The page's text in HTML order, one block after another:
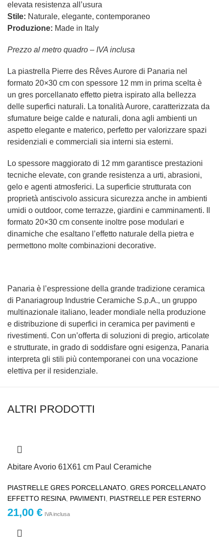
elevata resistenza all’usura
Stile: Naturale, elegante, contemporaneo
Produzione: Made in Italy
Prezzo al metro quadro – IVA inclusa
La piastrella Pierre des Rêves Aurore di Panaria nel
formato 20×30 cm con spessore 12 mm in prima scelta è
un gres porcellanato effetto pietra ispirato alla bellezza
delle superfici naturali. La tonalità Aurore, caratterizzata da
sfumature beige calde e naturali, dona agli ambienti un
aspetto elegante e materico, perfetto per valorizzare spazi
residenziali e commerciali sia interni sia esterni.
Lo spessore maggiorato di 12 mm garantisce prestazioni
tecniche elevate, con grande resistenza a urti, abrasioni,
gelo e agenti atmosferici. La superficie strutturata con
proprietà antiscivolo assicura sicurezza anche in ambienti
umidi o outdoor, come terrazze, giardini e camminamenti. Il
formato 20×30 cm consente inoltre pose modulari e
dinamiche che esaltano l’effetto naturale della pietra e
permettono molte combinazioni decorative.
Panaria è l’espressione della grande tradizione ceramica
di Panariagroup Industrie Ceramiche S.p.A., un gruppo
multinazionale italiano, leader mondiale nella produzione
e distribuzione di superfici in ceramica per pavimenti e
rivestimenti. Con un’offerta di soluzioni di pregio, articolate
e strutturate, in grado di soddisfare ogni esigenza, Panaria
interpreta gli stili più contemporanei con una vocazione
elettiva per il residenziale.
ALTRI PRODOTTI
Abitare Avorio 61X61 cm Paul Ceramiche
PIASTRELLE GRES PORCELLANATO GRES PORCELLANATO
EFFETTO RESINA PAVIMENTI PIASTRELLE PER ESTERNO
21,00 € IVA inclusa